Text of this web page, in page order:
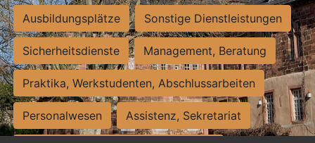
Ausbildungsplätze Sonstige Dienstleistungen
Sicherheitsdienste Management, Beratung
Praktika, Werkstudenten, Abschlussarbeiten
Personalwesen Assistenz, Sekretariat